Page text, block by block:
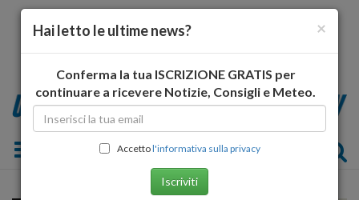
Toggle navigation
×
Hai letto le ultime news?
Conferma la tua ISCRIZIONE GRATIS per
continuare a ricevere Notizie, Consigli e Meteo.
Accettol'informativa sulla privacy
Iscriviti